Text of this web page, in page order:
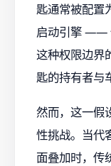
匙通常被配置
启动引擎 ——
这种权限边界
匙的持有者与
然而，这一假
性挑战。当代
面叠加时，传